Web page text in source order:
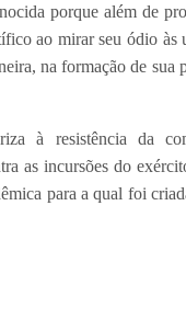
porque além de
ao mirar seu ódio
na formação de
à resistência da
as incursões do
para a qual foi